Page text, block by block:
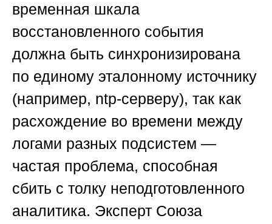
временная шкала
восстановленного события
должна быть синхронизирована
по единому эталонному источнику
(например, ntp-серверу), так как
расхождение во времени между
логами разных подсистем —
частая проблема, способная
сбить с толку неподготовленного
аналитика. Эксперт Союза